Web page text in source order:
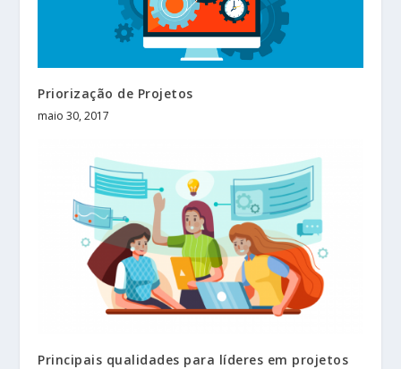
Priorização de Projetos
maio 30, 2017
Principais qualidades para líderes em projetos